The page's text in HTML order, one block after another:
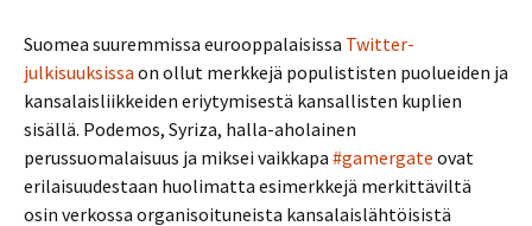
Suomea suuremmissa eurooppalaisissa Twitter-
julkisuuksissa on ollut merkkejä populististen puolueiden ja
kansalaisliikkeiden eriytymisestä kansallisten kuplien
sisällä. Podemos, Syriza, halla-aholainen
perussuomalaisuus ja miksei vaikkapa #gamergate ovat
erilaisuudestaan huolimatta esimerkkejä merkittäviltä
osin verkossa organisoituneista kansalaislähtöisistä